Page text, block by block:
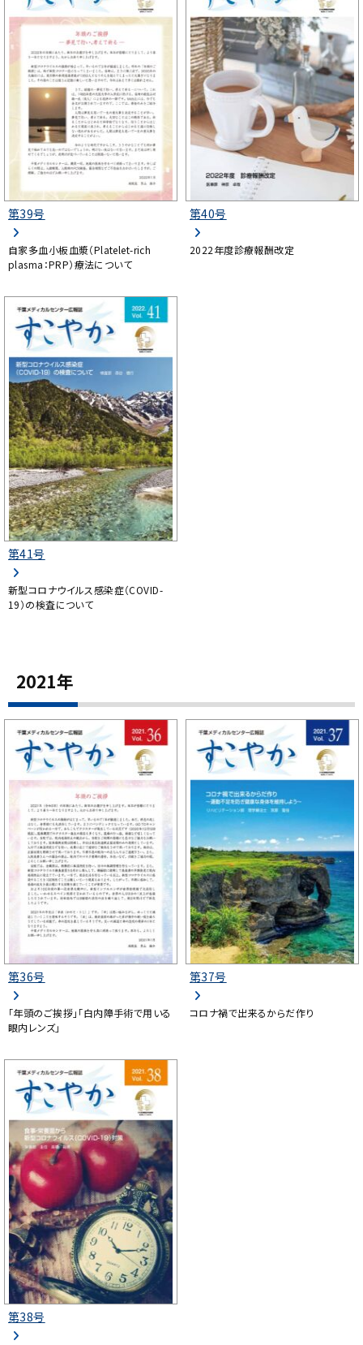
第39号
自家多血小板血漿（Platelet-rich
plasma：PRP）療法について
第40号
2022年度診療報酬改定
第41号
新型コロナウイルス感染症（COVID-
19）の検査について
2021年
第36号
「年頭のご挨拶」「白内障手術で用いる
眼内レンズ」
第37号
コロナ禍で出来るからだ作り
第38号